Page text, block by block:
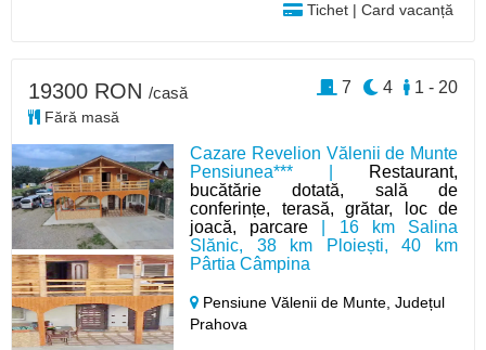
Tichet | Card vacanță
Cazare Revelion Vălenii de Munte
Pensiunea*** |
Restaurant,
bucătărie dotată, sală de
conferințe, terasă, grătar, loc de
joacă, parcare | 16 km Salina
Slănic, 38 km Ploiești, 40 km
Pârtia Câmpina
Pensiune Vălenii de Munte,Județul
Prahova
19300 RON /casă
Fără masă
1 - 20
4
7